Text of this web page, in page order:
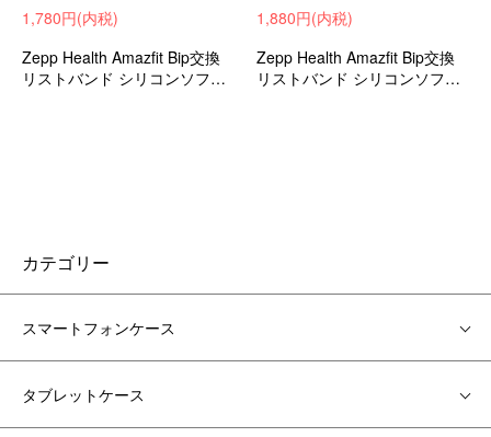
1,780円(内税)
Zepp Health Amazfit Bip交換
リストバンド シリコンソフト
1,880円(内税)
Zepp Health Amazfit Bip交換
リストバンド シリコンソフト
カテゴリー
スマートフォンケース
タブレットケース